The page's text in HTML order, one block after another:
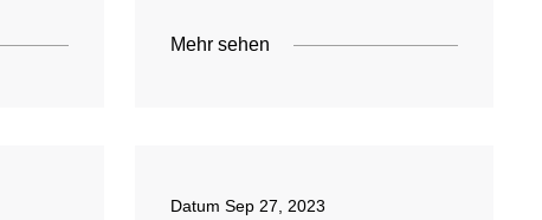
Mehr sehen
DatumSep 27, 2023